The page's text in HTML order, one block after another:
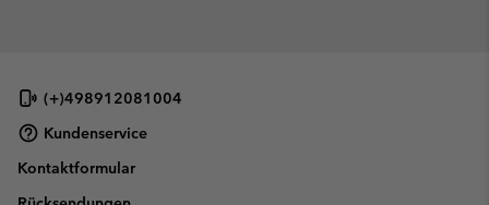
(+)498912081004
Kundenservice
Kontaktformular